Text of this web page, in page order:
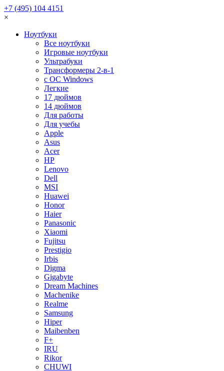
+7 (495) 104 4151
×
Ноутбуки
Все ноутбуки
Игровые ноутбуки
Ультрабуки
Трансформеры 2-в-1
с ОС Windows
Легкие
17 дюймов
14 дюймов
Для работы
Для учебы
Apple
Asus
Acer
HP
Lenovo
Dell
MSI
Huawei
Honor
Haier
Panasonic
Xiaomi
Fujitsu
Prestigio
Irbis
Digma
Gigabyte
Dream Machines
Machenike
Realme
Samsung
Hiper
Maibenben
F+
IRU
Rikor
CHUWI